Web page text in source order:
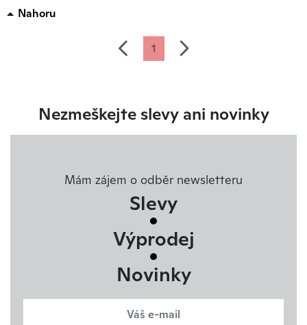
Nahoru
předchozí
1
Nezmeškejte slevy ani novinky
Mám zájem o odběr newsletteru
Slevy
Výprodej
Novinky